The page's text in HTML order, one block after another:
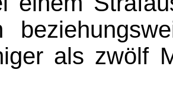
als zwölf